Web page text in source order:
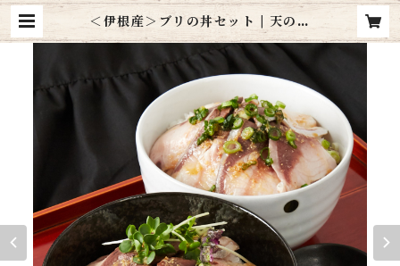
＜伊根産＞ブリの丼セット | 天の酒
喰食房 amanojaku shokubo